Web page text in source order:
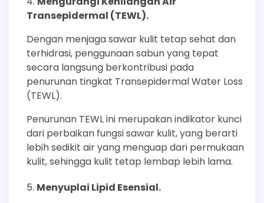
Transepidermal (TEWL).
Dengan menjaga sawar kulit tetap sehat dan
terhidrasi, penggunaan sabun yang tepat
secara langsung berkontribusi pada
penurunan tingkat Transepidermal Water Loss
(TEWL).
Penurunan TEWL ini merupakan indikator kunci
dari perbaikan fungsi sawar kulit, yang berarti
lebih sedikit air yang menguap dari permukaan
kulit, sehingga kulit tetap lembap lebih lama.
Menyuplai Lipid Esensial.